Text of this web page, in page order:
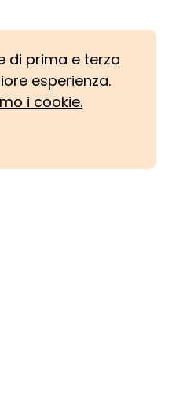
di prima e terza
esperienza.
i cookie.